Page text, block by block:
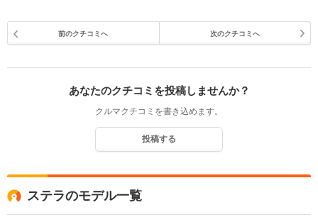
前のクチコミへ 次のクチコミへ
あなたのクチコミを投稿しませんか？
クルマクチコミを書き込めます。
投稿する
ステラのモデル一覧